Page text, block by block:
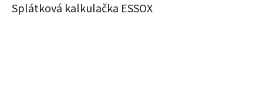
Splátková kalkulačka ESSOX